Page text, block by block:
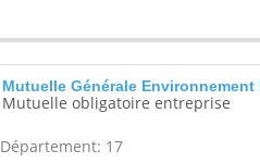
Mutuelle Générale Environnement
Mutuelle obligatoire entreprise
Département: 17